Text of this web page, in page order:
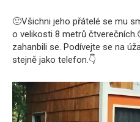
🙁Všichni jeho přátelé se mu
o velikosti 8 metrů
zahanbili se. Podívejte se na
stejně jako telefon.👇